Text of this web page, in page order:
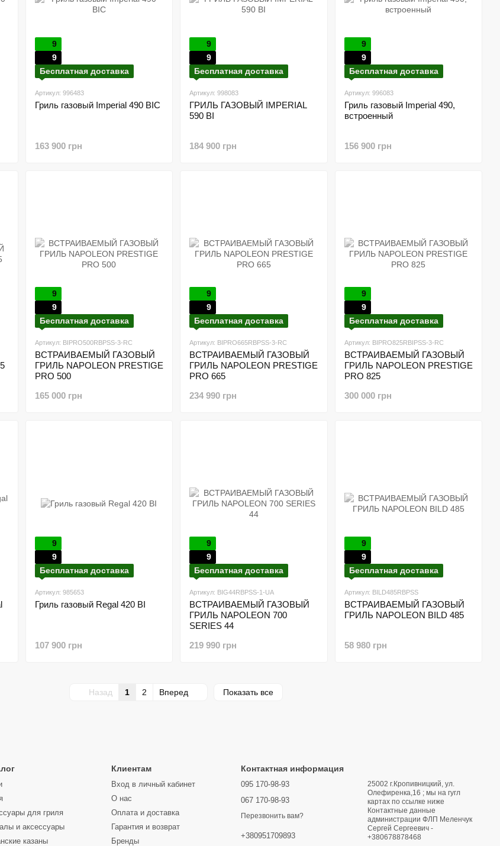
9
9
Бесплатная доставка
Артикул: 996483
Гриль газовый Imperial 490 BIC
163 900 грн
9
9
Бесплатная доставка
Артикул: 998083
ГРИЛЬ ГАЗОВЫЙ IMPERIAL
590 BI
184 900 грн
9
9
Бесплатная доставка
Артикул: 996083
Гриль газовый Imperial 490,
встроенный
156 900 грн
9
9
Бесплатная доставка
Артикул: BIPRO500RBPSS-3-RC
ВСТРАИВАЕМЫЙ ГАЗОВЫЙ
ГРИЛЬ NAPOLEON PRESTIGE
PRO 500
165 000 грн
9
9
Бесплатная доставка
Артикул: BIPRO665RBPSS-3-RC
ВСТРАИВАЕМЫЙ ГАЗОВЫЙ
ГРИЛЬ NAPOLEON PRESTIGE
PRO 665
234 990 грн
9
9
Бесплатная доставка
Артикул: BIPRO825RBIPSS-3-RC
ВСТРАИВАЕМЫЙ ГАЗОВЫЙ
ГРИЛЬ NAPOLEON PRESTIGE
PRO 825
300 000 грн
9
9
Бесплатная доставка
Артикул: 985653
Гриль газовый Regal 420 BI
107 900 грн
9
9
Бесплатная доставка
Артикул: BIG44RBPSS-1-UA
ВСТРАИВАЕМЫЙ ГАЗОВЫЙ
ГРИЛЬ NAPOLEON 700
SERIES 44
219 990 грн
9
9
Бесплатная доставка
Артикул: BILD485RBPSS
ВСТРАИВАЕМЫЙ ГАЗОВЫЙ
ГРИЛЬ NAPOLEON BILD 485
58 980 грн
Назад 1 2 Вперед Показать все
для гриля
и аксессуары
казаны
Клиентам
Вход в личный кабинет
О нас
Оплата и доставка
Гарантия и возврат
Бренды
Контактная информация
095 170-98-93
067 170-98-93
Перезвонить вам?
+380951709893
25002 г.Кропивницкий, ул.
Олефиренка,16 ; мы на гугл
картах по ссылке ниже
Контактные данные
администрации ФЛП Меленчук
Сергей Сергеевич -
+380678878468